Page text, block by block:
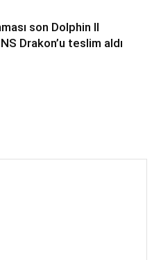
son Dolphin II
Drakon’u teslim aldı